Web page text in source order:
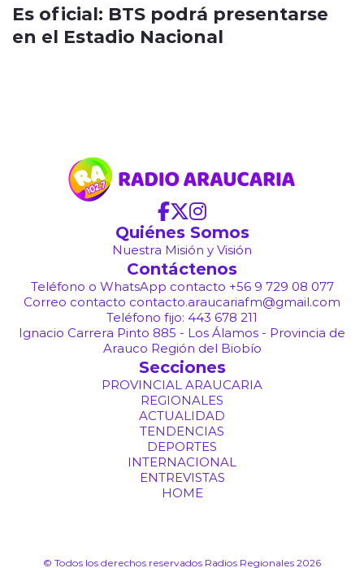
Es oficial: BTS podrá presentarse
en el Estadio Nacional
Quiénes Somos
Nuestra Misión y Visión
Contáctenos
Teléfono o WhatsApp contacto +56 9 729 08 077
Correo contacto contacto.araucariafm@gmail.com
Teléfono fijo: 443 678 211
Ignacio Carrera Pinto 885 - Los Álamos - Provincia de
Arauco Región del Biobío
Secciones
PROVINCIAL ARAUCARIA
REGIONALES
ACTUALIDAD
TENDENCIAS
DEPORTES
INTERNACIONAL
ENTREVISTAS
HOME
© Todos los derechos reservados Radios Regionales 2026